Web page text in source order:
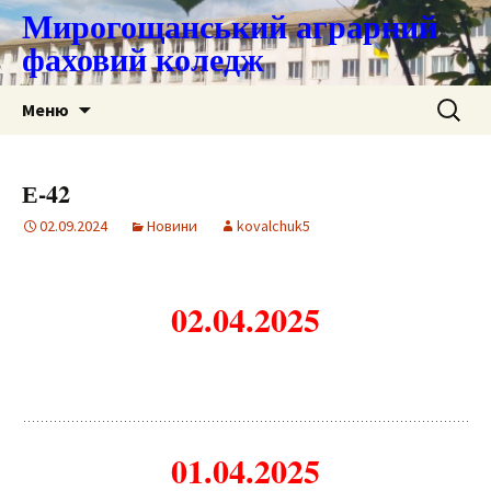
Мирогощанський аграрний
фаховий коледж
Меню Пошук:
Е-42
02.09.2024 Новини kovalchuk5
02.04.2025
01.04.2025